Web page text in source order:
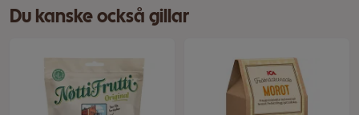
Du kanske också gillar